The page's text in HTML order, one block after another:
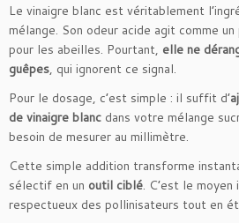
Le vinaigre blanc est véritablement
mélange. Son odeur acide agit comme
pour les abeilles. Pourtant, elle ne
guêpes, qui ignorent ce signal.
Pour le dosage, c’est simple : il suffit d’
de vinaigre blanc dans votre mélange
besoin de mesurer au millimètre.
Cette simple addition transforme
sélectif en un outil ciblé. C’est le
respectueux des pollinisateurs tout en